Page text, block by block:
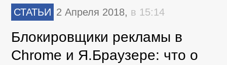
СТАТЬИ 2 Апреля 2018, в 15:14
Блокировщики рекламы в
Chrome и Я.Браузере: что о